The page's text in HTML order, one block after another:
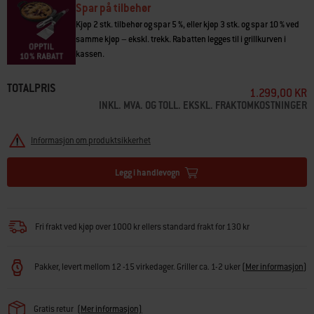
• Spar tid med det porselensemaljerte belegget som ikke trenger å settes
inn med fett
• Det porselensemaljerte belegget hindrer at maten setter seg fast
• Hold maten der du vil med praktiske kanter
• Designet for å erstatte en grillrist i en Lumin Compact elektrisk grill
Spar på tilbehør
Kjøp 2 stk. tilbehør og spar 5 %, eller kjøp 3 stk. og spar 10 % ved
samme kjøp – ekskl. trekk. Rabatten legges til i grillkurven i
kassen.
TOTALPRIS 1.299,00 KR
INKL. MVA. OG TOLL. EKSKL. FRAKTOMKOSTNINGER
Informasjon om produktsikkerhet
Legg i handlevogn
Fri frakt ved kjøp over 1000 kr ellers standard frakt for 130 kr
Pakker, levert mellom 12 -15 virkedager. Griller ca. 1-2 uker(Mer informasjon)
Gratis retur (Mer informasjon)